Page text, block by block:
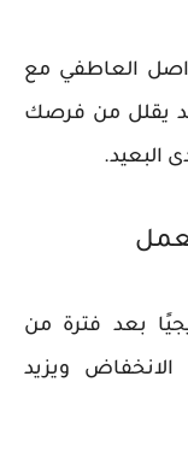
العاطفي مع
يقلل من فرصك
البعيد.
بعد فترة من
ويزيد